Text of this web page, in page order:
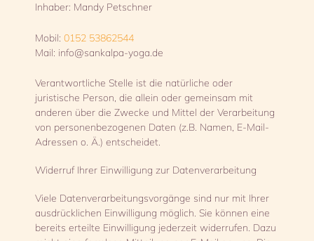
Inhaber: Mandy Petschner
Mobil: 0152 53862544
Mail: info@sankalpa-yoga.de
Verantwortliche Stelle ist die natürliche oder
juristische Person, die allein oder gemeinsam mit
anderen über die Zwecke und Mittel der Verarbeitung
von personenbezogenen Daten (z.B. Namen, E-Mail-
Adressen o. Ä.) entscheidet.
Widerruf Ihrer Einwilligung zur Datenverarbeitung
Viele Datenverarbeitungsvorgänge sind nur mit Ihrer
ausdrücklichen Einwilligung möglich. Sie können eine
bereits erteilte Einwilligung jederzeit widerrufen. Dazu